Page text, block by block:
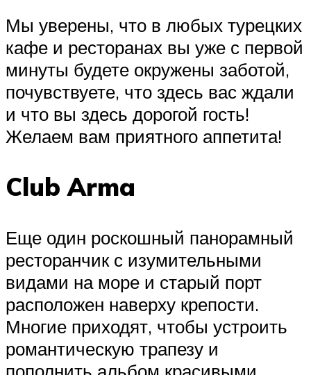
Мы уверены, что в любых турецких
кафе и ресторанах вы уже с первой
минуты будете окружены заботой,
почувствуете, что здесь вас ждали
и что вы здесь дорогой гость!
Желаем вам приятного аппетита!
Club Arma
Еще один роскошный панорамный
ресторанчик с изумительными
видами на море и старый порт
расположен наверху крепости.
Многие приходят, чтобы устроить
романтическую трапезу и